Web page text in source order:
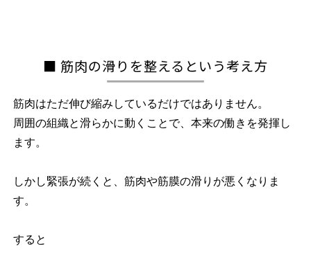
■ 筋肉の滑りを整えるという考え方
筋肉はただ伸び縮みしているだけではありません。
周囲の組織と滑らかに動くことで、本来の働きを発揮し
ます。
しかし緊張が続くと、筋肉や筋膜の滑りが悪くなりま
す。
すると